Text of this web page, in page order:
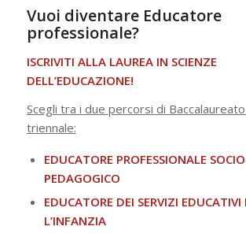
Vuoi diventare Educatore
professionale?
ISCRIVITI ALLA LAUREA IN SCIENZE
DELL’EDUCAZIONE!
Scegli tra i due percorsi di
triennale:
EDUCATORE PROFESSIONALE
PEDAGOGICO
EDUCATORE DEI SERVIZI EDUCATIVI
L’INFANZIA